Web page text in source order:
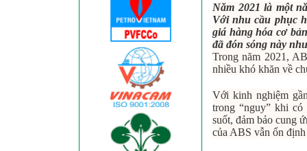
Năm 2021 là một
Với nhu cầu phục
giá hàng hóa cơ
đã đón sóng này
Trong năm 2021,
nhiều khó khăn về
Với kinh nghiệm
trong “nguy” khi
suốt, đảm bảo cung
của ABS vẫn ổn